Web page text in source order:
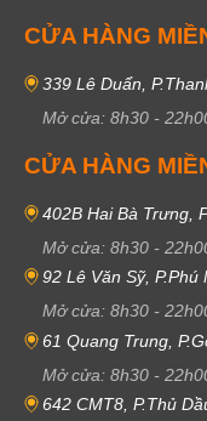
CỬA HÀNG
339 Lê Duẩn,
Mở cửa: 8h30 -
CỬA HÀNG
402B Hai Bà Trưng,
Mở cửa: 8h30 -
92 Lê Văn Sỹ, P.Phú
Mở cửa: 8h30 -
61 Quang Trung,
Mở cửa: 8h30 -
642 CMT8, P.Thủ